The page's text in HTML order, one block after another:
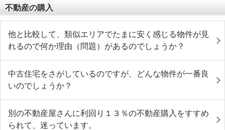
不動産の購入
他と比較して、類似エリアでたまに安く感じる物件が見
れるので何か理由（問題）があるのでしょうか？
中古住宅をさがしているのですが、どんな物件が一番良
いのでしょうか？
別の不動産屋さんに利回り１３％の不動産購入をすすめ
られて、迷っています。